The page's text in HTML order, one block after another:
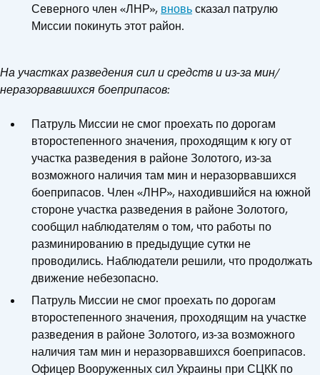
Северного член «ЛНР», вновьсказал патрулю
Миссии покинуть этот район.
На участках разведения сил и средств и из-за мин/
неразорвавшихся боеприпасов:
Патруль Миссии не смог проехать по дорогам
второстепенного значения, проходящим к югу от
участка разведения в районе Золотого, из-за
возможного наличия там мин и неразорвавшихся
боеприпасов. Член «ЛНР», находившийся на южной
стороне участка разведения в районе Золотого,
сообщил наблюдателям о том, что работы по
разминированию в предыдущие сутки не
проводились. Наблюдатели решили, что продолжать
движение небезопасно.
Патруль Миссии не смог проехать по дорогам
второстепенного значения, проходящим на участке
разведения в районе Золотого, из-за возможного
наличия там мин и неразорвавшихся боеприпасов.
Офицер Вооруженных сил Украины при СЦКК по